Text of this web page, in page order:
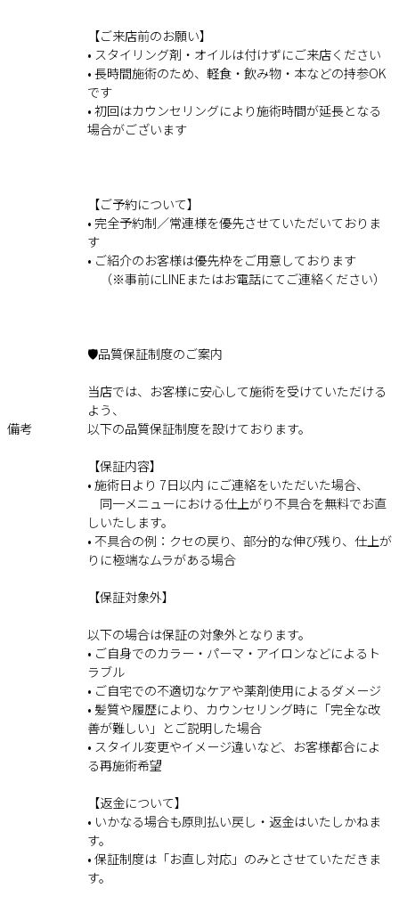
備考
【ご来店前のお願い】
• スタイリング剤・オイルは付けずにご来店ください
• 長時間施術のため、軽食・飲み物・本などの持参OK
です
• 初回はカウンセリングにより施術時間が延長となる
場合がございます
【ご予約について】
• 完全予約制／常連様を優先させていただいておりま
す
• ご紹介のお客様は優先枠をご用意しております
（※事前にLINEまたはお電話にてご連絡ください）
🛡️品質保証制度のご案内
当店では、お客様に安心して施術を受けていただける
よう、
以下の品質保証制度を設けております。
【保証内容】
• 施術日より 7日以内 にご連絡をいただいた場合、
同一メニューにおける仕上がり不具合を無料でお直
しいたします。
• 不具合の例：クセの戻り、部分的な伸び残り、仕上が
りに極端なムラがある場合
【保証対象外】
以下の場合は保証の対象外となります。
• ご自身でのカラー・パーマ・アイロンなどによるト
ラブル
• ご自宅での不適切なケアや薬剤使用によるダメージ
• 髪質や履歴により、カウンセリング時に「完全な改
善が難しい」とご説明した場合
• スタイル変更やイメージ違いなど、お客様都合によ
る再施術希望
【返金について】
• いかなる場合も原則払い戻し・返金はいたしかねま
す。
• 保証制度は「お直し対応」のみとさせていただきま
す。